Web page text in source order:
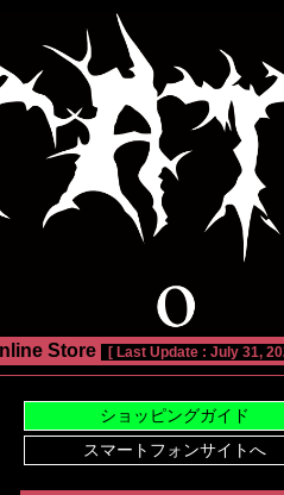
Store [ Last Update : July 31,